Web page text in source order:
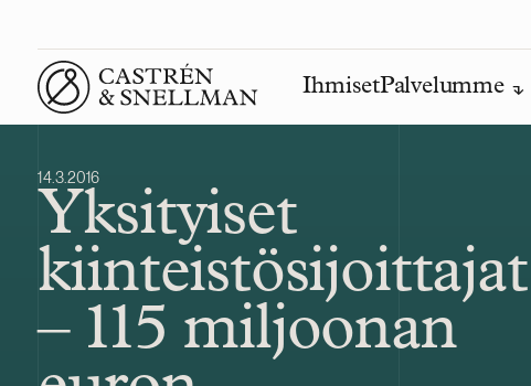
Front page
IhmisetPalvelumme
14.3.2016
Yksityiset
kiinteistösijoittajat
– 115 miljoonan